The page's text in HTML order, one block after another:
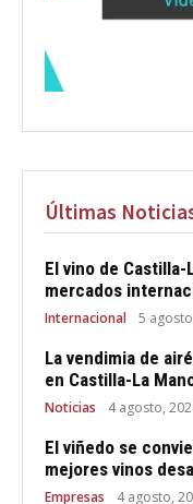
Últimas
El vino de Castilla-
mercados
Internacional 5
La vendimia de
en Castilla-La
Noticias 4 agosto,
El viñedo se
mejores vinos
Empresas 4 agosto,